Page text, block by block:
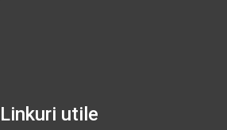
Linkuri utile